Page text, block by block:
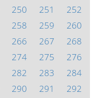
250 251
252
258 259
260
266 267
268
274 275
276
282 283
284
290 291
292